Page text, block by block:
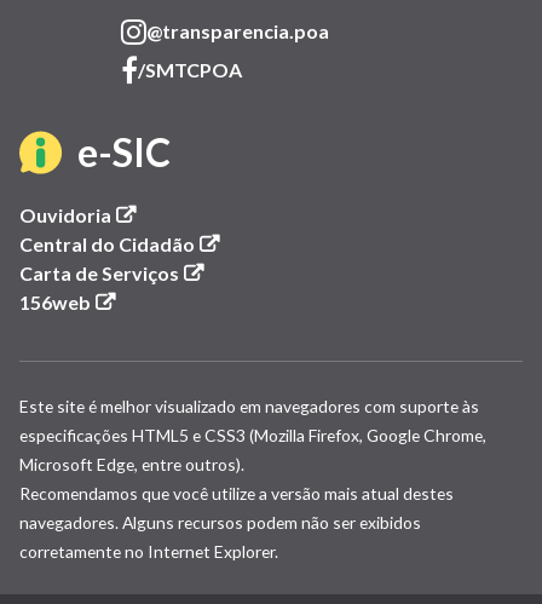
@transparencia.poa
/SMTCPOA(link
e-SIC(link
em
Ouvidoria (link
abre
em
nova
Central do Cidadão (link
abre
janela)
Carta de Serviços (link
nova
156web (link
em
janela)
Este site é melhor visualizado em navegadores com suporte às
especificações HTML5 e CSS3 (Mozilla Firefox, Google Chrome,
Microsoft Edge, entre outros).
Recomendamos que você utilize a versão mais atual destes
navegadores. Alguns recursos podem não ser exibidos
corretamente no Internet Explorer.